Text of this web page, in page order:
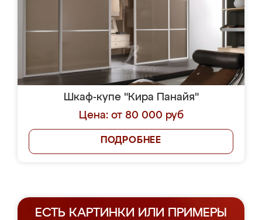
Шкаф-купе "Кира Панайя"
Цена: от 80 000 руб
ПОДРОБНЕЕ
ЕСТЬ КАРТИНКИ ИЛИ ПРИМЕРЫ